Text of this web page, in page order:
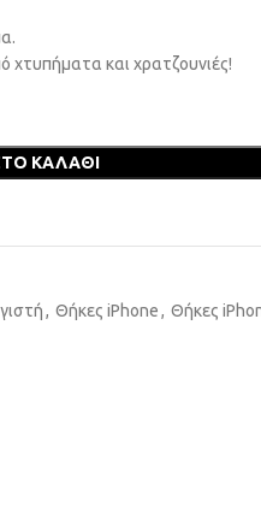
και χρατζουνιές!
ΚΑΛΆΘΙ
, Θήκες iPhone, Θήκες